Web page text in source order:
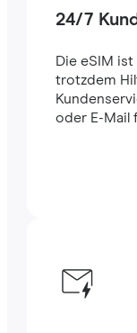
24/7
Die eSIM
trotzdem
oder E-Mail